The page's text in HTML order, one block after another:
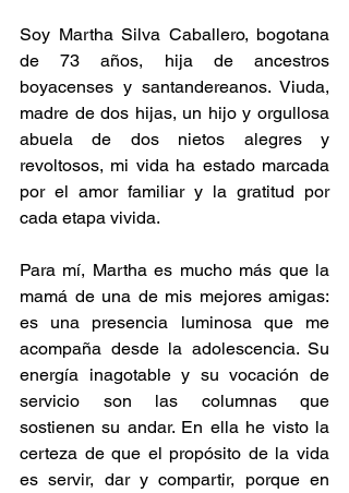
Soy Martha Silva Caballero, bogotana
de 73 años, hija de ancestros
boyacenses y santandereanos. Viuda,
madre de dos hijas, un hijo y orgullosa
abuela de dos nietos alegres y
revoltosos, mi vida ha estado marcada
por el amor familiar y la gratitud por
cada etapa vivida.
Para mí, Martha es mucho más que la
mamá de una de mis mejores amigas:
es una presencia luminosa que me
acompaña desde la adolescencia. Su
energía inagotable y su vocación de
servicio son las columnas que
sostienen su andar. En ella he visto la
certeza de que el propósito de la vida
es servir, dar y compartir, porque en